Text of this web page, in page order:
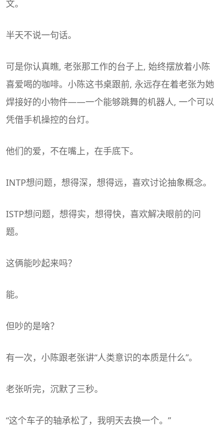
文。
半天不说一句话。
可是你认真瞧, 老张那工作的台子上, 始终摆放着小陈
喜爱喝的咖啡。小陈这书桌跟前, 永远存在着老张为她
焊接好的小物件——一个能够跳舞的机器人, 一个可以
凭借手机操控的台灯。
他们的爱，不在嘴上，在手底下。
INTP想问题，想得深，想得远，喜欢讨论抽象概念。
ISTP想问题，想得实，想得快，喜欢解决眼前的问
题。
这俩能吵起来吗？
能。
但吵的是啥？
有一次，小陈跟老张讲“人类意识的本质是什么”。
老张听完，沉默了三秒。
“这个车子的轴承松了，我明天去换一个。”